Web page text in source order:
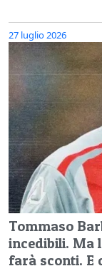
27 luglio 2026
Tommaso
incedibili. Ma
farà sconti. E